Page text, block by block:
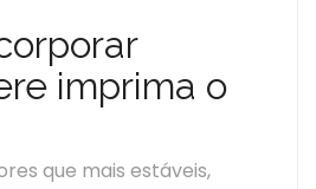
imprima o
que mais estáveis,